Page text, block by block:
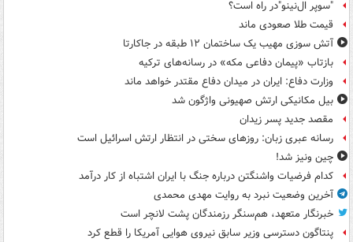
"سوپر ال‌نینو"در راه است؟
قیمت طلا صعودی ماند
آتش سوزی مهیب یک ساختمان ۱۲ طبقه در جاکارتا
بازتاب «پیمان دفاعی مکه» در رسانه‌های ترکیه
وزارت دفاع: ایران در میدان دفاع مقتدر خواهد ماند
بیل مکانیکی ارتش صهیونی واژگون شد
مقصد جدید پسر زیدان
رسانه عبری زبان: روزهای سختی در انتظار ارتش اسرائیل است
چین ونیز شد!
کدام فرضیات واشنگتن درباره جنگ با ایران اشتباه از کار درآمد
آخرین وضعیت نبرد به روایت مهدی محمدی
خبرنگار متعهد، هم‌سنگر رزمندگان پشت لانچر است
پنتاگون دسترسی وزیر سابق نیروی هوایی آمریکا را قطع کرد